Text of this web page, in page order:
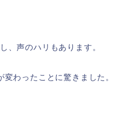
、声のハリもあります。
わったことに驚きました。